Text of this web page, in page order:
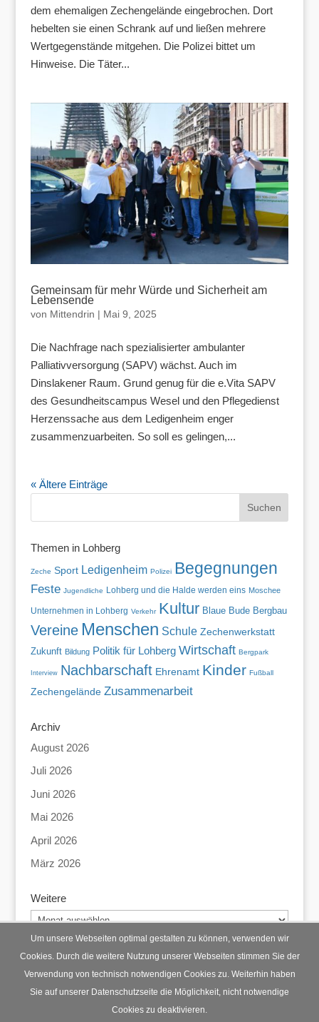
dem ehemaligen Zechengelände eingebrochen. Dort
hebelten sie einen Schrank auf und ließen mehrere
Wertgegenstände mitgehen. Die Polizei bittet um
Hinweise. Die Täter...
Gemeinsam für mehr Würde und Sicherheit am
Lebensende
von Mittendrin | Mai 9, 2025
Die Nachfrage nach spezialisierter ambulanter
Palliativversorgung (SAPV) wächst. Auch im
Dinslakener Raum. Grund genug für die e.Vita SAPV
des Gesundheitscampus Wesel und den Pflegedienst
Herzenssache aus dem Ledigenheim enger
zusammenzuarbeiten. So soll es gelingen,...
« Ältere Einträge
Themen in Lohberg
Zeche Sport Ledigenheim Polizei Begegnungen
Feste Jugendliche Lohberg und die Halde werden eins Moschee
Unternehmen in Lohberg Verkehr Kultur Blaue Bude Bergbau
Vereine Menschen Schule Zechenwerkstatt
Zukunft Bildung Politik für Lohberg Wirtschaft Bergpark
Interview Nachbarschaft Ehrenamt Kinder Fußball
Zechengelände Zusammenarbeit
Archiv
August 2026
Juli 2026
Juni 2026
Mai 2026
April 2026
März 2026
Weitere
Weitere
Startseite Datenschutz Impressum
Um unsere Webseiten optimal gestalten zu können, verwenden wir
Cookies. Durch die weitere Nutzung unserer Webseiten stimmen Sie der
Verwendung von technisch notwendigen Cookies zu. Weiterhin haben
Sie auf unserer Datenschutzseite die Möglichkeit, nicht notwendige
Cookies zu deaktivieren.